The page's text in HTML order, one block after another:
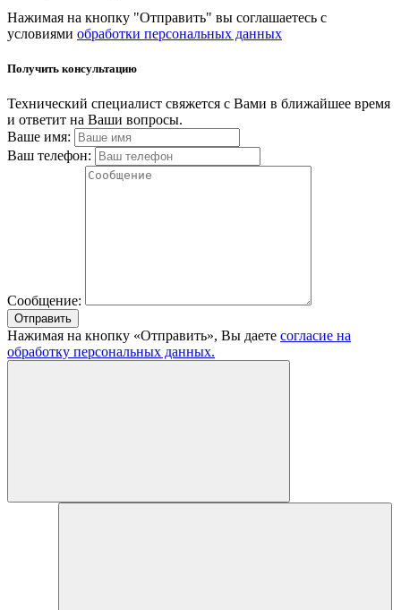
Нажимая на кнопку "Отправить" вы соглашаетесь с
условиями обработки персональных данных
Получить консультацию
Технический специалист свяжется с Вами в ближайшее время
и ответит на Ваши вопросы.
Ваше имя:
Ваш телефон:
Сообщение:
Отправить
Нажимая на кнопку «Отправить», Вы даете согласие на
обработку персональных данных.